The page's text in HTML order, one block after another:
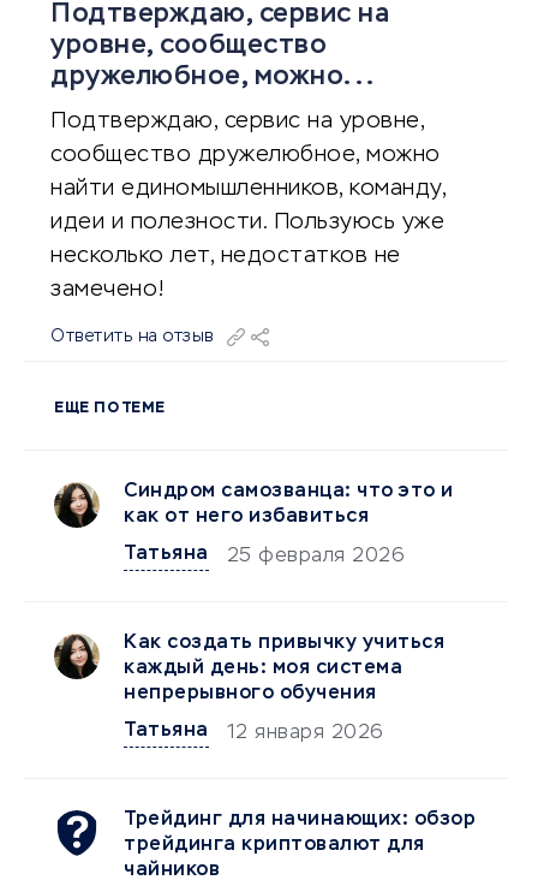
Подтверждаю, сервис на
уровне, сообщество
дружелюбное, можно...
Подтверждаю, сервис на уровне,
сообщество дружелюбное, можно
найти единомышленников, команду,
идеи и полезности. Пользуюсь уже
несколько лет, недостатков не
замечено!
Ответить на отзыв
ЕЩЕ ПО ТЕМЕ
Синдром самозванца: что это и
как от него избавиться
Татьяна
25 февраля 2026
Как создать привычку учиться
каждый день: моя система
непрерывного обучения
Татьяна
12 января 2026
Трейдинг для начинающих: обзор
трейдинга криптовалют для
чайников